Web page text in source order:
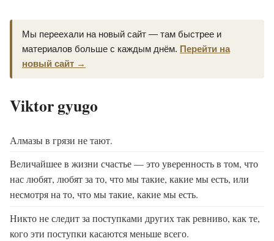
Мы переехали на новый сайт — там быстрее и
материалов больше с каждым днём. Перейти на
новый сайт →
Viktor gyugo
Алмазы в грязи не тают.
Величайшее в жизни счастье — это уверенность в том, что
нас любят, любят за то, что мы такие, какие мы есть, или
несмотря на то, что мы такие, какие мы есть.
Никто не следит за поступками других так ревниво, как те,
кого эти поступки касаются меньше всего.